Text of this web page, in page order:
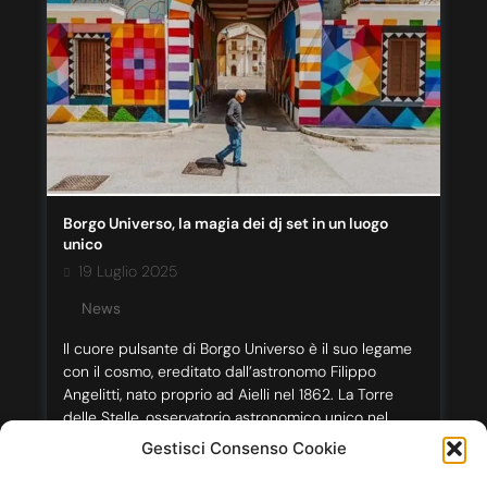
Gestisci Consenso Cookie
Borgo Universo, la magia dei dj set in un luogo
unico
19 Luglio 2025
News
Il cuore pulsante di Borgo Universo è il suo legame
con il cosmo, ereditato dall’astronomo Filippo
Angelitti, nato proprio ad Aielli nel 1862. La Torre
delle Stelle, osservatorio astronomico unico nel
centro Italia, sarà protagonista di osservazioni